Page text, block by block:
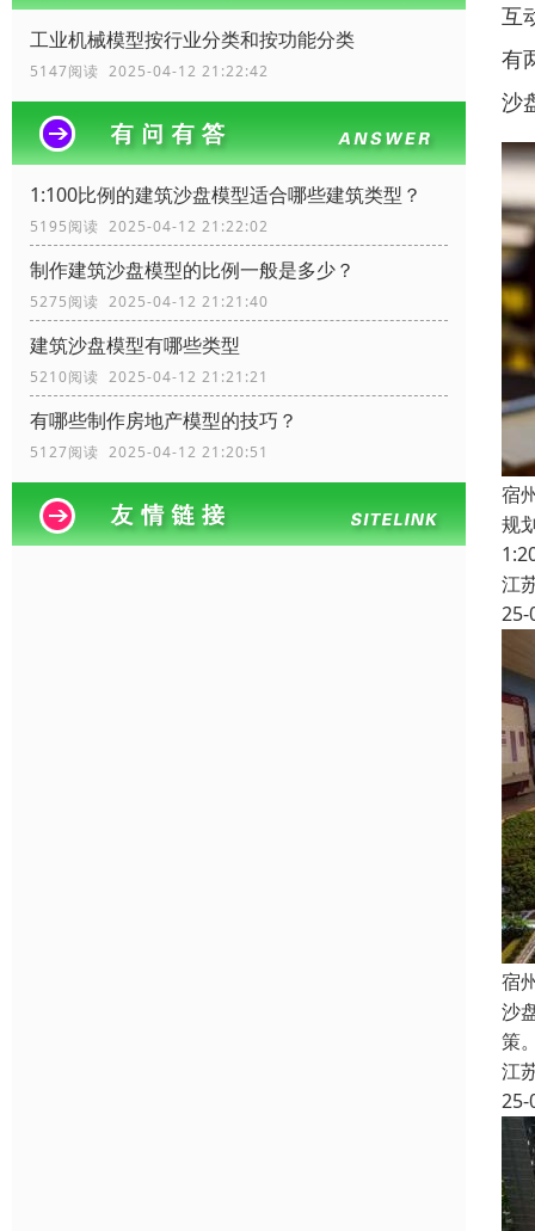
工业机械模型按行业分类和按功能分类
5147阅读 2025-04-12 21:22:42
1:100比例的建筑沙盘模型适合哪些建筑类型？
5195阅读 2025-04-12 21:22:02
制作建筑沙盘模型的比例一般是多少？
5275阅读 2025-04-12 21:21:40
建筑沙盘模型有哪些类型
5210阅读 2025-04-12 21:21:21
有哪些制作房地产模型的技巧？
5127阅读 2025-04-12 21:20:51
互
有
沙
宿
规
江
25-
宿
沙
策
江
25-